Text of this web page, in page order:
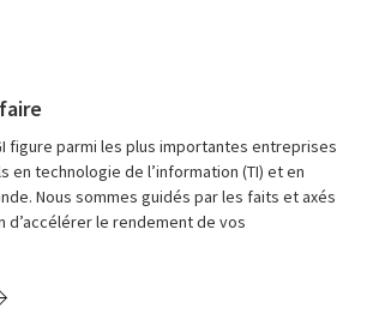
figure parmi les plus importantes entreprises
en technologie de l’information (TI) et en
Nous sommes guidés par les faits et axés
d’accélérer le rendement de vos